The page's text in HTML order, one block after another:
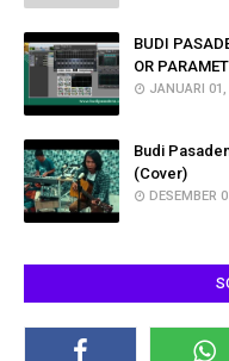
BUDI
OR
JANUARI 01,
Budi
(Cover)
DESEMBER